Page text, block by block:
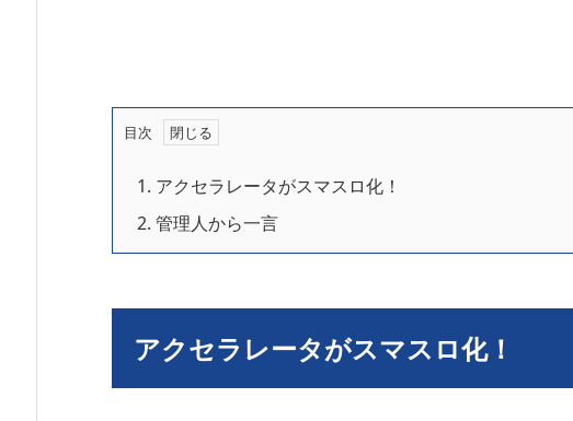
目次
1. アクセラレータがスマスロ化！
2. 管理人から一言
アクセラレータがスマスロ化！